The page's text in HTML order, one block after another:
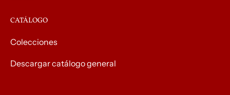
CATÁLOGO
Colecciones
Descargar catálogo general